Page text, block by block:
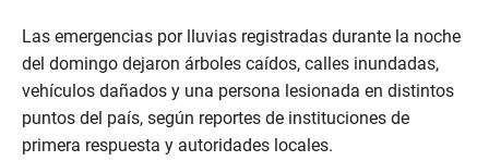
Las emergencias por lluvias registradas durante la noche
del domingo dejaron árboles caídos, calles inundadas,
vehículos dañados y una persona lesionada en distintos
puntos del país, según reportes de instituciones de
primera respuesta y autoridades locales.